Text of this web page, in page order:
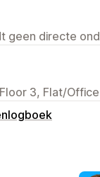
geen directe
3, Flat/